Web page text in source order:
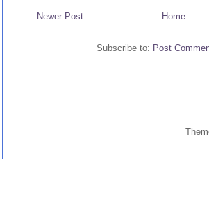
Newer Post Home
Subscribe to: Post